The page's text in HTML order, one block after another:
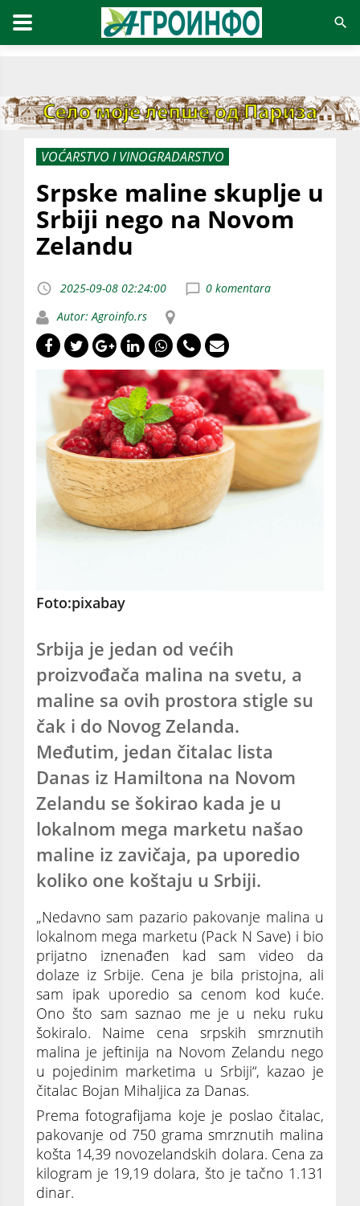
VOĆARSTVO I VINOGRADARSTVO
Srpske maline skuplje u
Srbiji nego na Novom
Zelandu
2025-09-08 02:24:00
0 komentara
Autor: Agroinfo.rs
Foto:pixabay
Srbija je jedan od većih
proizvođača malina na svetu, a
maline sa ovih prostora stigle su
čak i do Novog Zelanda.
Međutim, jedan čitalac lista
Danas iz Hamiltona na Novom
Zelandu se šokirao kada je u
lokalnom mega marketu našao
maline iz zavičaja, pa uporedio
koliko one koštaju u Srbiji.
„Nedavno sam pazario pakovanje malina u
lokalnom mega marketu (Pack N Save) i bio
prijatno iznenađen kad sam video da
dolaze iz Srbije. Cena je bila pristojna, ali
sam ipak uporedio sa cenom kod kuće.
Ono što sam saznao me je u neku ruku
šokiralo. Naime cena srpskih smrznutih
malina je jeftinija na Novom Zelandu nego
u pojedinim marketima u Srbiji“, kazao je
čitalac Bojan Mihaljica za Danas.
Prema fotografijama koje je poslao čitalac,
pakovanje od 750 grama smrznutih malina
košta 14,39 novozelandskih dolara. Cena za
kilogram je 19,19 dolara, što je tačno 1.131
dinar.